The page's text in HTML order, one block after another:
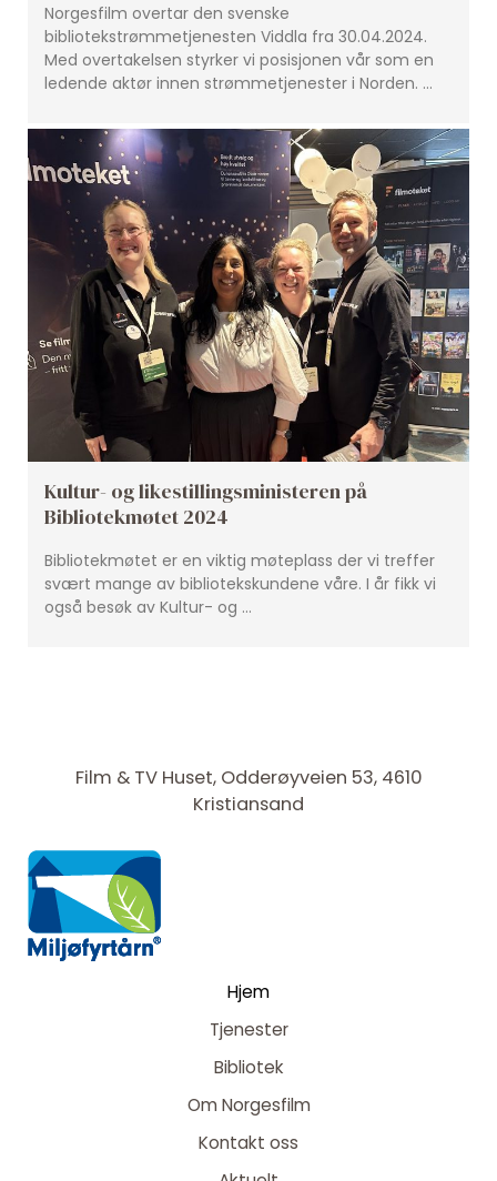
Norgesfilm overtar den svenske
bibliotekstrømmetjenesten Viddla fra 30.04.2024.
Med overtakelsen styrker vi posisjonen vår som en
ledende aktør innen strømmetjenester i Norden. …
Kultur- og likestillingsministeren på
Bibliotekmøtet 2024
Bibliotekmøtet er en viktig møteplass der vi treffer
svært mange av bibliotekskundene våre. I år fikk vi
også besøk av Kultur- og …
Film & TV Huset, Odderøyveien 53, 4610
Kristiansand
Hjem
Tjenester
Bibliotek
Om Norgesfilm
Kontakt oss